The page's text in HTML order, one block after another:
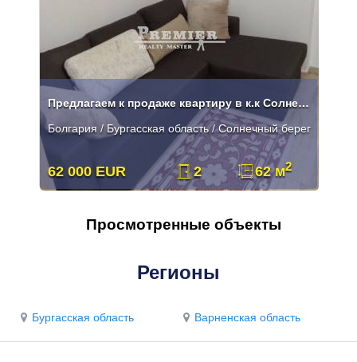
Предлагаем к продаже квартиру в к.к Солнечный Берег
Болгария / Бургасская область / Солнечный берег
62 000 EUR 2 62 м2
Просмотренные объекты
Регионы
Бургасская область Варненская область